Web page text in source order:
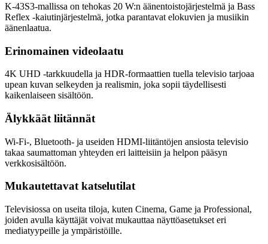
K-43S3-mallissa on tehokas 20 W:n äänentoistojärjestelmä ja Bass
Reflex -kaiutinjärjestelmä, jotka parantavat elokuvien ja musiikin
äänenlaatua.
Erinomainen videolaatu
4K UHD -tarkkuudella ja HDR-formaattien tuella televisio tarjoaa
upean kuvan selkeyden ja realismin, joka sopii täydellisesti
kaikenlaiseen sisältöön.
Älykkäät liitännät
Wi-Fi-, Bluetooth- ja useiden HDMI-liitäntöjen ansiosta televisio
takaa saumattoman yhteyden eri laitteisiin ja helpon pääsyn
verkkosisältöön.
Mukautettavat katselutilat
Televisiossa on useita tiloja, kuten Cinema, Game ja Professional,
joiden avulla käyttäjät voivat mukauttaa näyttöasetukset eri
mediatyypeille ja ympäristöille.